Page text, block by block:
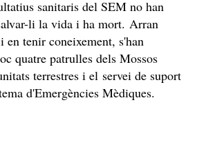
sanitaris del SEM no han
li la vida i ha mort. Arran
en tenir coneixement, s'han
quatre patrulles dels Mossos
terrestres i el servei de suport
d'Emergències Mèdiques.